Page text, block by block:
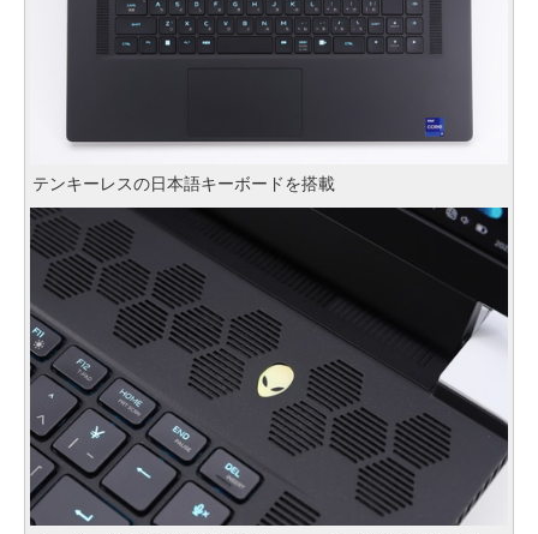
テンキーレスの日本語キーボードを搭載